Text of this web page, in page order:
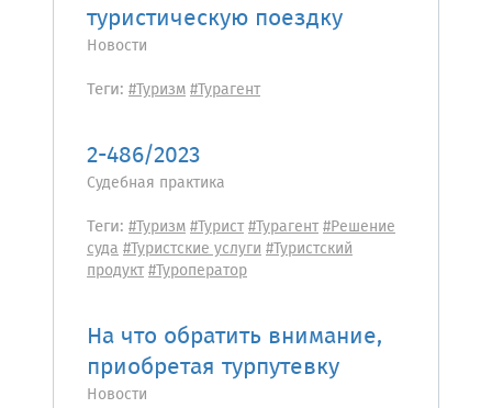
туристическую поездку
Новости
Теги: #Туризм#Турагент
2-486/2023
Судебная практика
Теги: #Туризм#Турист#Турагент#Решение
суда#Туристские услуги#Туристский
продукт#Туроператор
На что обратить внимание,
приобретая турпутевку
Новости